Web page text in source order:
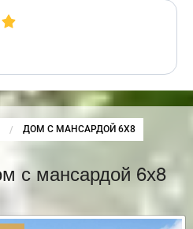
CURRENT:
ДОМ С МАНСАРДОЙ 6Х8
с мансардой 6х8